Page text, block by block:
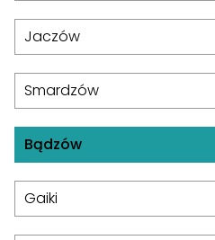
Jaczów
Smardzów
Bądzów
Gaiki